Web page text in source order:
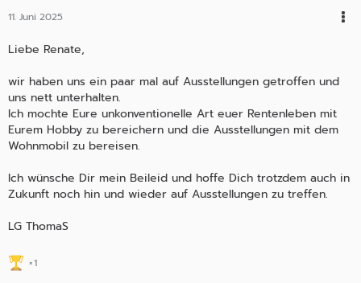
11. Juni 2025
Liebe Renate,
wir haben uns ein paar mal auf Ausstellungen getroffen und
uns nett unterhalten.
Ich mochte Eure unkonventionelle Art euer Rentenleben mit
Eurem Hobby zu bereichern und die Ausstellungen mit dem
Wohnmobil zu bereisen.
Ich wünsche Dir mein Beileid und hoffe Dich trotzdem auch in
Zukunft noch hin und wieder auf Ausstellungen zu treffen.
LG ThomaS
1